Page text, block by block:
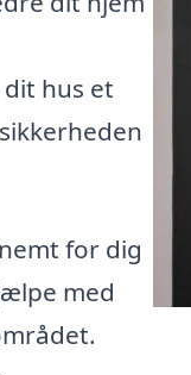
hus et
for dig
med